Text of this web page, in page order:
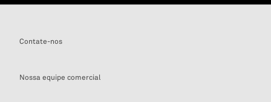
Contate-nos
Nossa equipe comercial